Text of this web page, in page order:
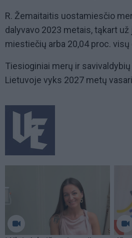
R. Žemaitaitis uostamiesčio
dalyvavo 2023 metais, tąkart
miestiečių arba 20,04 proc.
Tiesioginiai merų ir
Lietuvoje vyks 2027 metų